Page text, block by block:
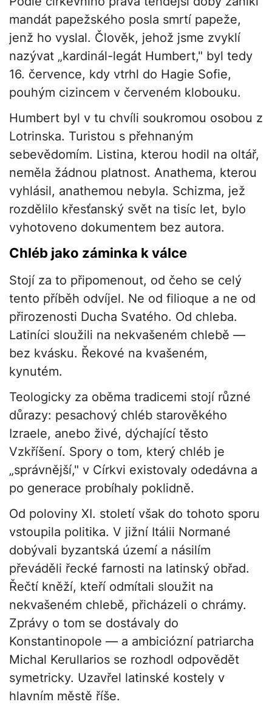
mandát papežského posla smrtí papeže,
jenž ho vyslal. Člověk, jehož jsme zvyklí
nazývat „kardinál-legát Humbert," byl tedy
16. července, kdy vtrhl do Hagie Sofie,
pouhým cizincem v červeném klobouku.
Humbert byl v tu chvíli soukromou osobou z
Lotrinska. Turistou s přehnaným
sebevědomím. Listina, kterou hodil na oltář,
neměla žádnou platnost. Anathema, kterou
vyhlásil, anathemou nebyla. Schizma, jež
rozdělilo křesťanský svět na tisíc let, bylo
vyhotoveno dokumentem bez autora.
Chléb jako záminka k válce
Stojí za to připomenout, od čeho se celý
tento příběh odvíjel. Ne od filioque a ne od
přirozenosti Ducha Svatého. Od chleba.
Latiníci sloužili na nekvašeném chlebě —
bez kvásku. Řekové na kvašeném,
kynutém.
Teologicky za oběma tradicemi stojí různé
důrazy: pesachový chléb starověkého
Izraele, anebo živé, dýchající těsto
Vzkříšení. Spory o tom, který chléb je
„správnější," v Církvi existovaly odedávna a
po generace probíhaly poklidně.
Od poloviny XI. století však do tohoto sporu
vstoupila politika. V jižní Itálii Normané
dobývali byzantská území a násilím
převáděli řecké farnosti na latinský obřad.
Řečtí kněží, kteří odmítali sloužit na
nekvašeném chlebě, přicházeli o chrámy.
Zprávy o tom se dostávaly do
Konstantinopole — a ambiciózní patriarcha
Michal Kerullarios se rozhodl odpovědět
symetricky. Uzavřel latinské kostely v
hlavním městě říše.